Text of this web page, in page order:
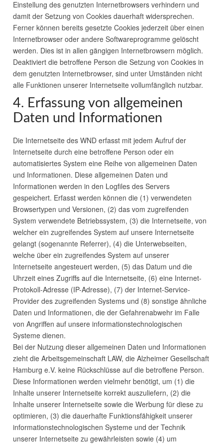
Einstellung des genutzten Internetbrowsers verhindern und
damit der Setzung von Cookies dauerhaft widersprechen.
Ferner können bereits gesetzte Cookies jederzeit über einen
Internetbrowser oder andere Softwareprogramme gelöscht
werden. Dies ist in allen gängigen Internetbrowsern möglich.
Deaktiviert die betroffene Person die Setzung von Cookies in
dem genutzten Internetbrowser, sind unter Umständen nicht
alle Funktionen unserer Internetseite vollumfänglich nutzbar.
4. Erfassung von allgemeinen
Daten und Informationen
Die Internetseite desWND erfasst mit jedem Aufruf der
Internetseite durch eine betroffene Person oder ein
automatisiertes System eine Reihe von allgemeinen Daten
und Informationen. Diese allgemeinen Daten und
Informationen werden in den Logfiles des Servers
gespeichert. Erfasst werden können die (1) verwendeten
Browsertypen und Versionen, (2) das vom zugreifenden
System verwendete Betriebssystem, (3) die Internetseite, von
welcher ein zugreifendes System auf unsere Internetseite
gelangt (sogenannte Referrer), (4) die Unterwebseiten,
welche über ein zugreifendes System auf unserer
Internetseite angesteuert werden, (5) das Datum und die
Uhrzeit eines Zugriffs auf die Internetseite, (6) eine Internet-
Protokoll-Adresse (IP-Adresse), (7) der Internet-Service-
Provider des zugreifenden Systems und (8) sonstige ähnliche
Daten und Informationen, die der Gefahrenabwehr im Falle
von Angriffen auf unsere informationstechnologischen
Systeme dienen.
Bei der Nutzung dieser allgemeinen Daten und Informationen
zieht die Arbeitsgemeinschaft LAW, die Alzheimer Gesellschaft
Hamburg e.V. keine Rückschlüsse auf die betroffene Person.
Diese Informationen werden vielmehr benötigt, um (1) die
Inhalte unserer Internetseite korrekt auszuliefern, (2) die
Inhalte unserer Internetseite sowie die Werbung für diese zu
optimieren, (3) die dauerhafte Funktionsfähigkeit unserer
informationstechnologischen Systeme und der Technik
unserer Internetseite zu gewährleisten sowie (4) um